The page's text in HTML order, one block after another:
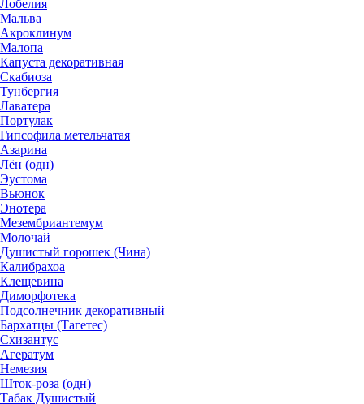
Лобелия
Мальва
Акроклинум
Малопа
Капуста декоративная
Скабиоза
Тунбергия
Лаватера
Портулак
Гипсофила метельчатая
Азарина
Лён (одн)
Эустома
Вьюнок
Энотера
Мезембриантемум
Молочай
Душистый горошек (Чина)
Калибрахоа
Клещевина
Диморфотека
Подсолнечник декоративный
Бархатцы (Тагетес)
Схизантус
Агератум
Немезия
Шток-роза (одн)
Табак Душистый